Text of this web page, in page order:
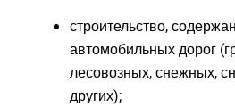
строительство,
автомобильных дорог
лесовозных, снежных,
других);